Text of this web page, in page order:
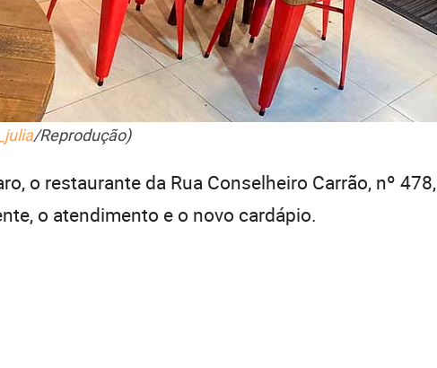
/Reprodução)
o restaurante da Rua Conselheiro Carrão, nº
o atendimento e o novo cardápio.